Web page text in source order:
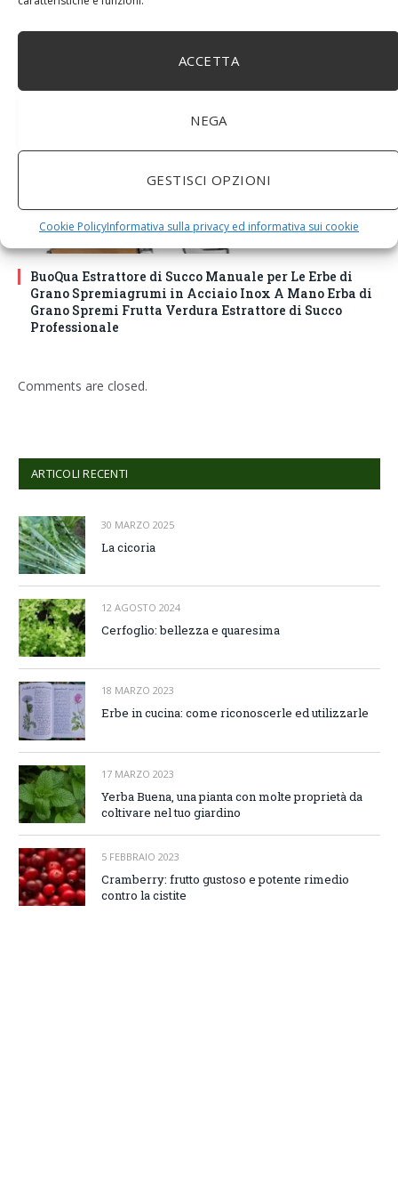
ACCETTA
NEGA
GESTISCI OPZIONI
Cookie PolicyInformativa sulla privacy ed informativa sui cookie
senza vernice artificiale. Fatto a mano, stile e design
BuoQua Estrattore di Succo Manuale per Le Erbe di
Grano Spremiagrumi in Acciaio Inox A Mano Erba di
Grano Spremi Frutta Verdura Estrattore di Succo
Professionale
Comments are closed.
ARTICOLI RECENTI
30 MARZO 2025
La cicoria
12 AGOSTO 2024
Cerfoglio: bellezza e quaresima
18 MARZO 2023
Erbe in cucina: come riconoscerle ed utilizzarle
17 MARZO 2023
Yerba Buena, una pianta con molte proprietà da
coltivare nel tuo giardino
5 FEBBRAIO 2023
Cramberry: frutto gustoso e potente rimedio
contro la cistite